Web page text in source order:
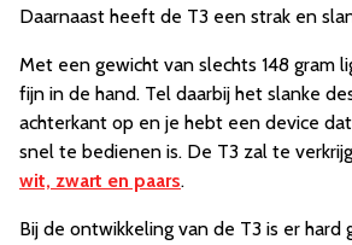
Daarnaast heeft de T3 een strak en
Met een gewicht van slechts 148 gram
fijn in de hand. Tel daarbij het slanke
achterkant op en je hebt een device
snel te bedienen is. De T3 zal te
wit, zwart en paars.
Bij de ontwikkeling van de T3 is er hard